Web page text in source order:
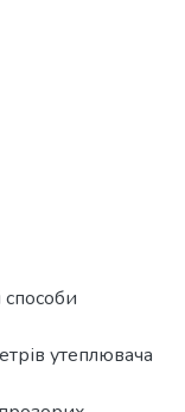
утеплювача